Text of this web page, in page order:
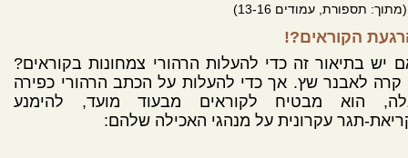
(מתוך: תספורת, עמודים 13-16)
הקוראים?!
יש בתיאור זה כדי להעלות הרהורי צמחונות בקוראים?
קרה לאבנר שץ. אך כדי להעלות על הכתב הרהורי כפירה
הוא מבטיח לקוראים מבעוד מועד, להימנע
תגר עקרונית על מנהגי האכילה שלהם: